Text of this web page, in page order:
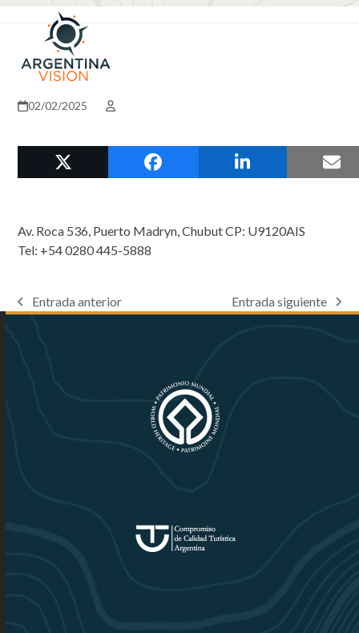
Open
mobile
menu
Close
mobile
menu
02/02/2025
Av. Roca 536, Puerto Madryn, Chubut CP: U9120AIS
Tel: +54 0280 445-5888
previous
Entrada anterior
next
Entrada siguiente